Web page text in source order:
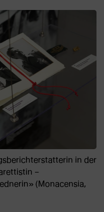
in der
–
(Monacensia,